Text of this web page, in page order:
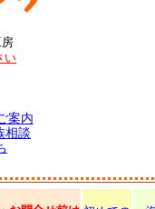
い
案内
相談